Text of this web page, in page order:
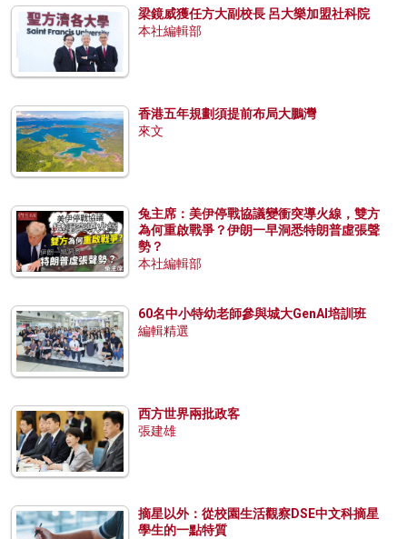
梁鏡威獲任方大副校長 呂大樂加盟社科院
本社編輯部
香港五年規劃須提前布局大鵬灣
來文
兔主席：美伊停戰協議變衝突導火線，雙方
為何重啟戰爭？伊朗一早洞悉特朗普虛張聲
勢？
本社編輯部
60名中小特幼老師參與城大GenAI培訓班
編輯精選
西方世界兩批政客
張建雄
摘星以外：從校園生活觀察DSE中文科摘星
學生的一點特質